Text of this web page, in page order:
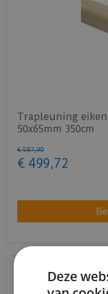
Trapleuning
50x65mm 350cm
€ 587,90
€ 499,72
Deze